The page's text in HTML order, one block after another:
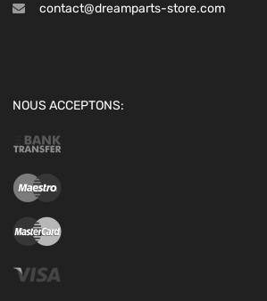
contact@dreamparts-store.com
NOUS ACCEPTONS: